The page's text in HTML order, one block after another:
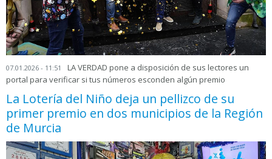
07.01.2026 - 11:51
LA VERDAD pone a disposición de sus lectores un
portal para verificar si tus números esconden algún premio
La Lotería del Niño deja un pellizco de su
primer premio en dos municipios de la Región
de Murcia